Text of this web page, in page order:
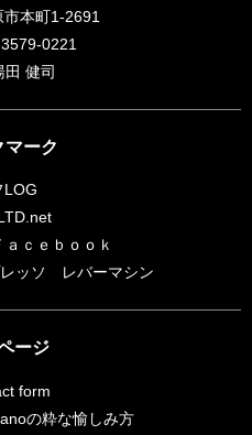
本町1-2691
0221
田 健司
マーク
LOG
ｃｅｂｏｏｋ
ッソ レバーマシン
ージ
form
の粋な愉しみ方